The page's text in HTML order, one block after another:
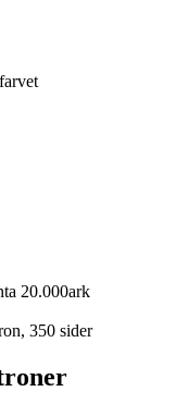
20.000ark
350 sider